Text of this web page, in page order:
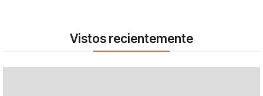
Vistos recientemente